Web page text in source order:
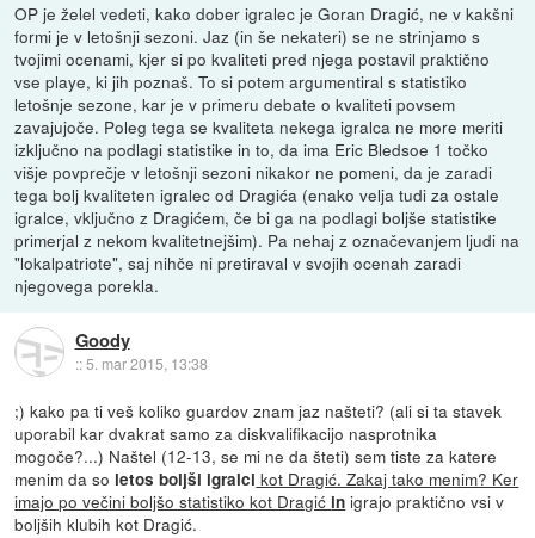
OP je želel vedeti, kako dober igralec je Goran Dragić, ne v kakšni
formi je v letošnji sezoni. Jaz (in še nekateri) se ne strinjamo s
tvojimi ocenami, kjer si po kvaliteti pred njega postavil praktično
vse playe, ki jih poznaš. To si potem argumentiral s statistiko
letošnje sezone, kar je v primeru debate o kvaliteti povsem
zavajujoče. Poleg tega se kvaliteta nekega igralca ne more meriti
izključno na podlagi statistike in to, da ima Eric Bledsoe 1 točko
višje povprečje v letošnji sezoni nikakor ne pomeni, da je zaradi
tega bolj kvaliteten igralec od Dragića (enako velja tudi za ostale
igralce, vključno z Dragićem, če bi ga na podlagi boljše statistike
primerjal z nekom kvalitetnejšim). Pa nehaj z označevanjem ljudi na
"lokalpatriote", saj nihče ni pretiraval v svojih ocenah zaradi
njegovega porekla.
Goody
::5. mar 2015, 13:38
;) kako pa ti veš koliko guardov znam jaz našteti? (ali si ta stavek
uporabil kar dvakrat samo za diskvalifikacijo nasprotnika
mogoče?...) Naštel (12-13, se mi ne da šteti) sem tiste za katere
menim da so letos boljši igralci kot Dragić. Zakaj tako menim? Ker
imajo po večini boljšo statistiko kot Dragić in igrajo praktično vsi v
boljših klubih kot Dragić.